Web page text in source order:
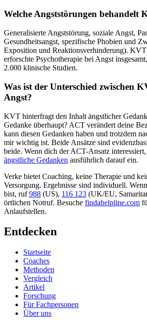
Welche Angststörungen behandelt
Generalisierte Angststörung, soziale Angst,
Gesundheitsangst, spezifische Phobien und
Exposition und Reaktionsverhinderung). KVT
erforschte Psychotherapie bei Angst
2.000 klinische Studien.
Was ist der Unterschied zwischen
Angst?
KVT hinterfragt den Inhalt ängstlicher
Gedanke überhaupt? ACT verändert deine
kann diesen Gedanken haben und trotzdem
mir wichtig ist. Beide Ansätze sind
beide. Wenn dich der ACT-Ansatz
ängstliche Gedanken ausführlich darauf ein.
Verke bietet Coaching, keine Therapie und
Versorgung. Ergebnisse sind individuell.
bist, ruf 988 (US), 116 123 (UK/EU,
örtlichen Notruf. Besuche findahelpline.com
Anlaufstellen.
Entdecken
Startseite
Coaches
Methoden
Vergleich
Artikel
Forschung
Für Fachpersonen
Über uns